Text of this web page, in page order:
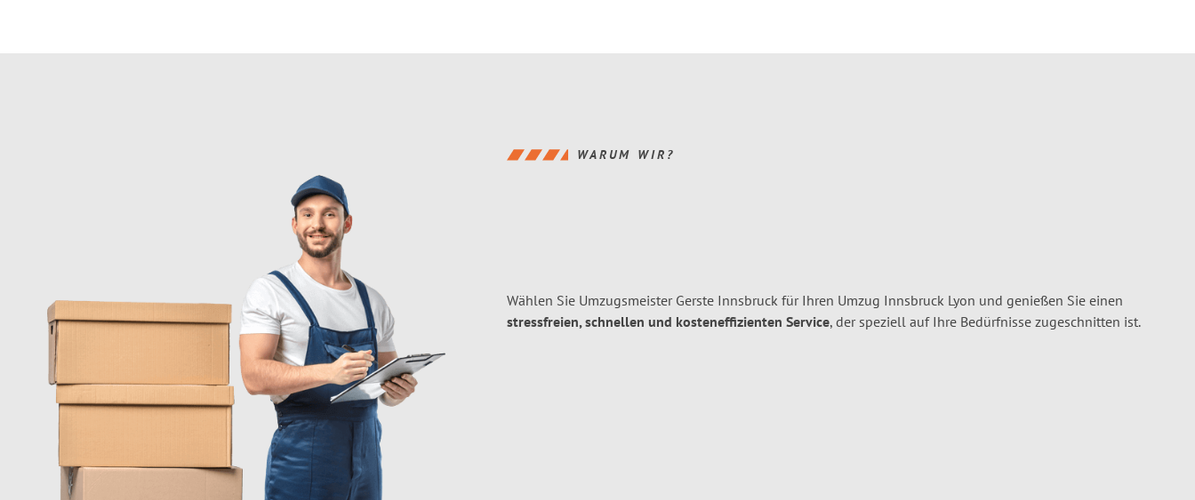
WARUM WIR?
Wählen Sie Umzugsmeister Gerste Innsbruck für Ihren Umzug Innsbruck Lyon und genießen Sie einen
stressfreien, schnellen und kosteneffizienten Service, der speziell auf Ihre Bedürfnisse zugeschnitten ist.